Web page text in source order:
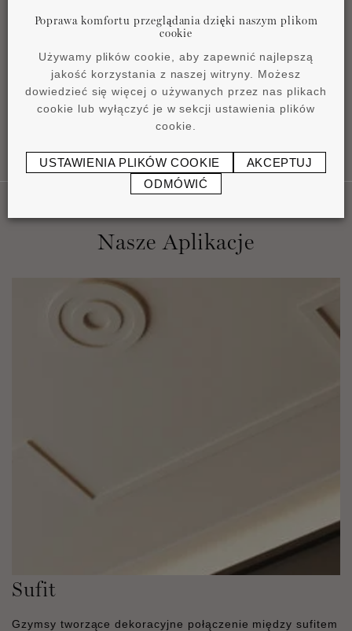
pdf 0,45 MB
Nasze Aplikacje
Sufit
Gzymsy tworzące dekoracyjne połączenie między sufitem
Poprawa komfortu przeglądania dzięki naszym plikom
cookie
Używamy plików cookie, aby zapewnić najlepszą
jakość korzystania z naszej witryny. Możesz
dowiedzieć się więcej o używanych przez nas plikach
cookie lub wyłączyć je w sekcji ustawienia plików
cookie.
USTAWIENIA PLIKÓW COOKIE
AKCEPTUJ
ODMÓWIĆ